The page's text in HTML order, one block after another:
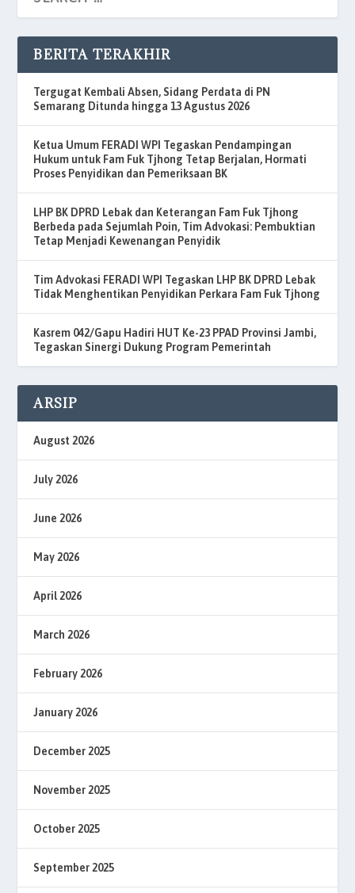
BERITA TERAKHIR
Tergugat Kembali Absen, Sidang Perdata di PN
Semarang Ditunda hingga 13 Agustus 2026
Ketua Umum FERADI WPI Tegaskan Pendampingan
Hukum untuk Fam Fuk Tjhong Tetap Berjalan, Hormati
Proses Penyidikan dan Pemeriksaan BK
LHP BK DPRD Lebak dan Keterangan Fam Fuk Tjhong
Berbeda pada Sejumlah Poin, Tim Advokasi: Pembuktian
Tetap Menjadi Kewenangan Penyidik
Tim Advokasi FERADI WPI Tegaskan LHP BK DPRD Lebak
Tidak Menghentikan Penyidikan Perkara Fam Fuk Tjhong
Kasrem 042/Gapu Hadiri HUT Ke-23 PPAD Provinsi Jambi,
Tegaskan Sinergi Dukung Program Pemerintah
ARSIP
August 2026
July 2026
June 2026
May 2026
April 2026
March 2026
February 2026
January 2026
December 2025
November 2025
October 2025
September 2025